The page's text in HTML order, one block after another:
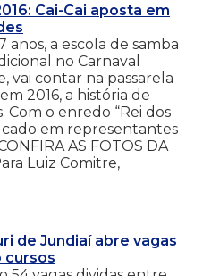
Cai-Cai aposta em
anos, a escola de samba
no Carnaval
vai contar na passarela
2016, a história de
Com o enredo “Rei dos
em representantes
AS FOTOS DA
Luiz Comitre,
de Jundiaí abre vagas
cursos